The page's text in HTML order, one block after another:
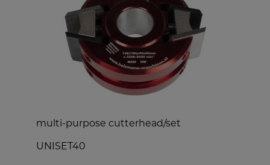
multi-purpose cutterhead/set
UNISET40